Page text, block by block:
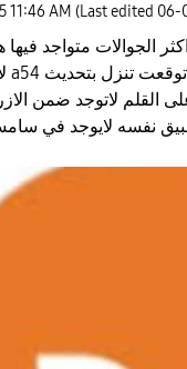
11:46 AM (Last edited ‎06-
نفسه لايوجد في